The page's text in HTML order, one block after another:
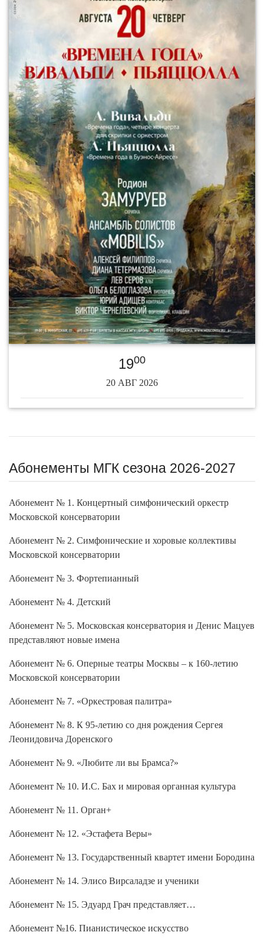
1900
20 АВГ 2026
Абонементы МГК сезона 2026-2027
Абонемент № 1. Концертный симфонический оркестр
Московской консерватории
Абонемент № 2. Симфонические и хоровые коллективы
Московской консерватории
Абонемент № 3. Фортепианный
Абонемент № 4. Детский
Абонемент № 5. Московская консерватория и Денис Мацуев
представляют новые имена
Абонемент № 6. Оперные театры Москвы – к 160-летию
Московской консерватории
Абонемент № 7. «Оркестровая палитра»
Абонемент № 8. К 95-летию со дня рождения Сергея
Леонидовича Доренского
Абонемент № 9. «Любите ли вы Брамса?»
Абонемент № 10. И.С. Бах и мировая органная культура
Абонемент № 11. Орган+
Абонемент № 12. «Эстафета Веры»
Абонемент № 13. Государственный квартет имени Бородина
Абонемент № 14. Элисо Вирсаладзе и ученики
Абонемент № 15. Эдуард Грач представляет…
Абонемент №16. Пианистическое искусство